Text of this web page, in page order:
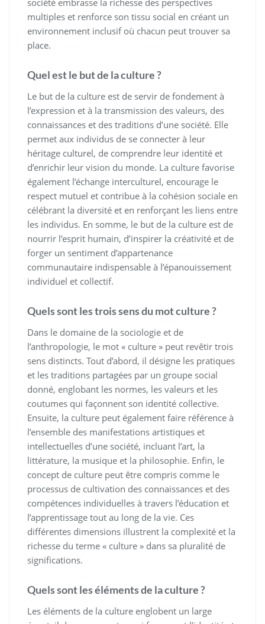
société embrasse la richesse des perspectives
multiples et renforce son tissu social en créant un
environnement inclusif où chacun peut trouver sa
place.
Quel est le but de la culture ?
Le but de la culture est de servir de fondement à
l’expression et à la transmission des valeurs, des
connaissances et des traditions d’une société. Elle
permet aux individus de se connecter à leur
héritage culturel, de comprendre leur identité et
d’enrichir leur vision du monde. La culture favorise
également l’échange interculturel, encourage le
respect mutuel et contribue à la cohésion sociale en
célébrant la diversité et en renforçant les liens entre
les individus. En somme, le but de la culture est de
nourrir l’esprit humain, d’inspirer la créativité et de
forger un sentiment d’appartenance
communautaire indispensable à l’épanouissement
individuel et collectif.
Quels sont les trois sens du mot culture ?
Dans le domaine de la sociologie et de
l’anthropologie, le mot « culture » peut revêtir trois
sens distincts. Tout d’abord, il désigne les pratiques
et les traditions partagées par un groupe social
donné, englobant les normes, les valeurs et les
coutumes qui façonnent son identité collective.
Ensuite, la culture peut également faire référence à
l’ensemble des manifestations artistiques et
intellectuelles d’une société, incluant l’art, la
littérature, la musique et la philosophie. Enfin, le
concept de culture peut être compris comme le
processus de cultivation des connaissances et des
compétences individuelles à travers l’éducation et
l’apprentissage tout au long de la vie. Ces
différentes dimensions illustrent la complexité et la
richesse du terme « culture » dans sa pluralité de
significations.
Quels sont les éléments de la culture ?
Les éléments de la culture englobent un large